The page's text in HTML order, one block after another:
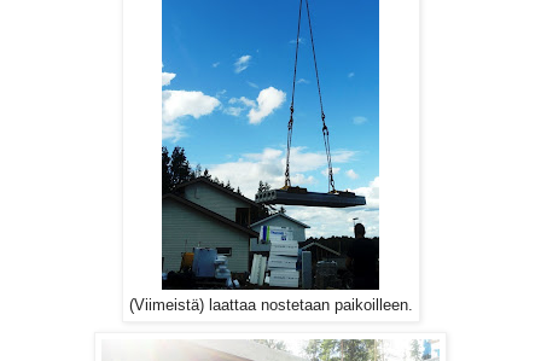
(Viimeistä) laattaa nostetaan paikoilleen.